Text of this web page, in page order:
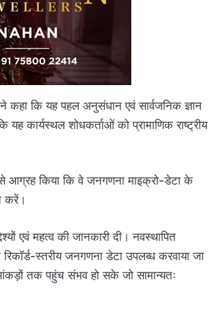
कि यह पहल अनुसंधान एवं सार्वजनिक ज्ञान
कार्यस्थल शोधकर्ताओं को प्रामाणिक राष्ट्रीय
से आग्रह किया कि वे जनगणना माइक्रो-डेटा के
करें।
एवं महत्व की जानकारी दी। नवस्थापित
स्तरीय जनगणना डेटा उपलब्ध करवाया जा
तक पहुंच संभव हो सके जो सामान्यतः